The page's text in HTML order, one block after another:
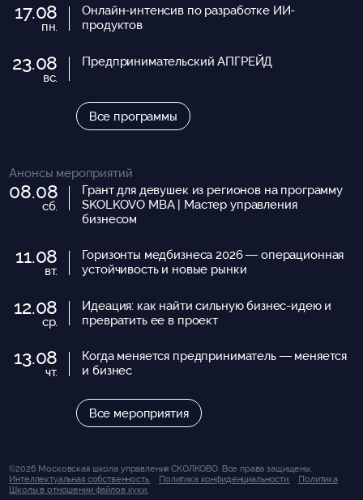
17.08
пн.
Онлайн-интенсив по разработке ИИ-
продуктов
23.08
вс.
Предпринимательский АПГРЕЙД
Все программы
Анонсы мероприятий
08.08
сб.
Грант для девушек из регионов на программу
SKOLKOVO MBA | Мастер управления
бизнесом
11.08
вт.
Горизонты медбизнеса 2026 — операционная
устойчивость и новые рынки
12.08
ср.
Идеация: как найти сильную бизнес-идею и
превратить ее в проект
13.08
чт.
Когда меняется предприниматель — меняется
и бизнес
Все мероприятия
©2026 Московская школа управления СКОЛКОВО. Все права защищены.
Интеллектуальная собственность.
Политика конфиденциальности.
Политика
Школы в отношении файлов куки.